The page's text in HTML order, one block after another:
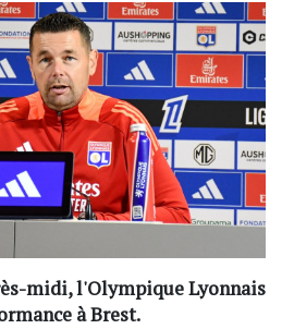
midi, l'Olympique Lyonnais
à Brest.